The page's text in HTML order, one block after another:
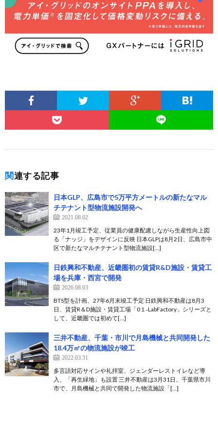
関連する記事
日本GLP、広島市で5万平方メートルの新たなマル
チテナント型物流施設開発へ
2021.08.02
23年1月竣工予定、従業員の健康配慮しながら生産性向上図
る「ナッジ」をデザインに反映 日本GLPは8月2日、広島市中
区で新たなマルチテナント型物流施設[…]
日鉄興和不動産、近畿圏初の賃貸R&D施設・賃貸工
場を兵庫・西宮で開発
2026.08.03
BTS型を計画、27年6月末竣工予定 日鉄興和不動産は8月3
日、賃貸R＆D施設・賃貸工場「0１‐LabFactory」シリーズと
して、近畿圏では初めて[…]
三井不動産、千葉・市川で月島機械と共同開発した
18.4万㎡の物流施設が竣工
2022.03.31
多言語対応サインや礼拝室、ジェンダーレストイレなど導
入、「再生緑地」も設置 三井不動産は3月31日、千葉県市川
市で、月島機械と共同で開発した物流施設「[…]